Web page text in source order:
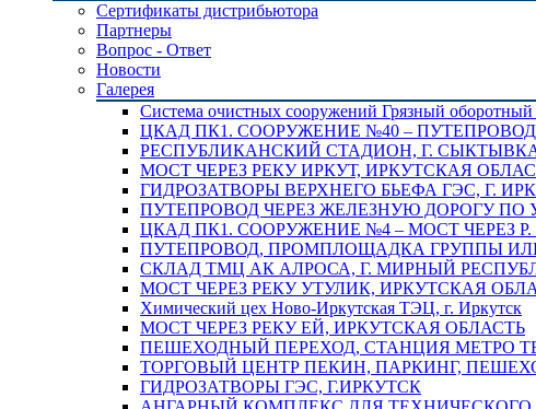
Сертификаты дистрибьютора
Партнеры
Вопрос - Ответ
Новости
Галерея
Система очистных сооружений Грязный
ЦКАД ПК1. СООРУЖЕНИЕ №40 –
РЕСПУБЛИКАНСКИЙ СТАДИОН, Г.
МОСТ ЧЕРЕЗ РЕКУ ИРКУТ, ИРКУТСКАЯ
ГИДРОЗАТВОРЫ ВЕРХНЕГО БЬЕФА ГЭС, Г.
ПУТЕПРОВОД ЧЕРЕЗ ЖЕЛЕЗНУЮ ДОРОГУ ПО
ЦКАД ПК1. СООРУЖЕНИЕ №4 – МОСТ ЧЕРЕЗ
ПУТЕПРОВОД, ПРОМПЛОЩАДКА ГРУППЫ
СКЛАД ТМЦ АК АЛРОСА, Г. МИРНЫЙ
МОСТ ЧЕРЕЗ РЕКУ УТУЛИК, ИРКУТСКАЯ
Химический цех Ново-Иркутская ТЭЦ, г. Иркутск
МОСТ ЧЕРЕЗ РЕКУ ЕЙ, ИРКУТСКАЯ ОБЛАСТЬ
ПЕШЕХОДНЫЙ ПЕРЕХОД, СТАНЦИЯ МЕТРО
ТОРГОВЫЙ ЦЕНТР ПЕКИН, ПАРКИНГ,
ГИДРОЗАТВОРЫ ГЭС, Г.ИРКУТСК